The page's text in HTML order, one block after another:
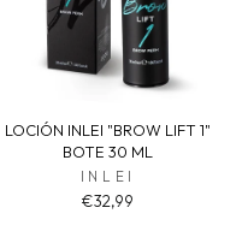
LOCIÓN INLEI "BROW LIFT 1"
BOTE 30 ML
INLEI
€32,99